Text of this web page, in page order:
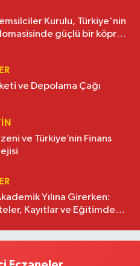
Kurulu, Türkiye'nin
güçlü bir köprü
ve Depolama Çağı
ve Türkiye’nin Finans
Yılına Girerken:
Kayıtlar ve Eğitimde